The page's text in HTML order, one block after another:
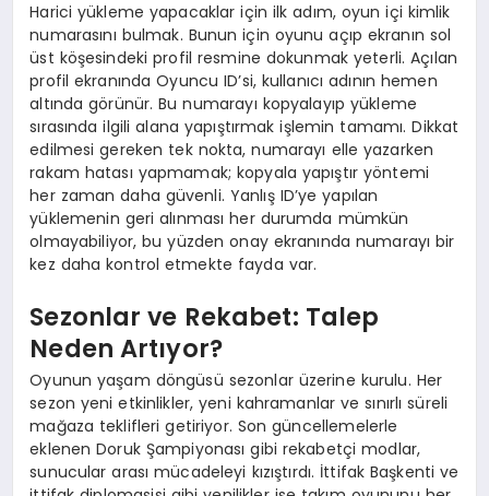
Harici yükleme yapacaklar için ilk adım, oyun içi kimlik
numarasını bulmak. Bunun için oyunu açıp ekranın sol
üst köşesindeki profil resmine dokunmak yeterli. Açılan
profil ekranında Oyuncu ID’si, kullanıcı adının hemen
altında görünür. Bu numarayı kopyalayıp yükleme
sırasında ilgili alana yapıştırmak işlemin tamamı. Dikkat
edilmesi gereken tek nokta, numarayı elle yazarken
rakam hatası yapmamak; kopyala yapıştır yöntemi
her zaman daha güvenli. Yanlış ID’ye yapılan
yüklemenin geri alınması her durumda mümkün
olmayabiliyor, bu yüzden onay ekranında numarayı bir
kez daha kontrol etmekte fayda var.
Sezonlar ve Rekabet: Talep
Neden Artıyor?
Oyunun yaşam döngüsü sezonlar üzerine kurulu. Her
sezon yeni etkinlikler, yeni kahramanlar ve sınırlı süreli
mağaza teklifleri getiriyor. Son güncellemelerle
eklenen Doruk Şampiyonası gibi rekabetçi modlar,
sunucular arası mücadeleyi kızıştırdı. İttifak Başkenti ve